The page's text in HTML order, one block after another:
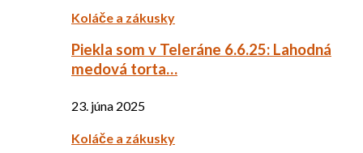
Koláče a zákusky
Piekla som v Teleráne 6.6.25: Lahodná
medová torta…
23. júna 2025
Koláče a zákusky